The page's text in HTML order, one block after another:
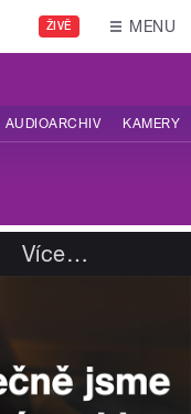
ŽIVĚ MENU
AUDIOARCHIV KAMERY
Více…